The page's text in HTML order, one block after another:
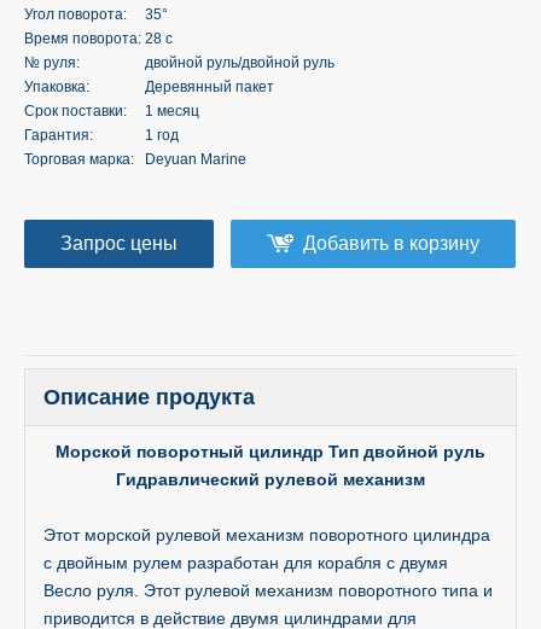
Угол поворота:
35°
Время поворота: 28 с
№ руля:
двойной руль/двойной руль
Упаковка:
Деревянный пакет
Срок поставки:
1 месяц
Гарантия:
1 год
Торговая марка:
Deyuan Marine
Запрос цены Добавить в корзину
Описание продукта
Морской поворотный цилиндр Тип двойной руль
Гидравлический рулевой механизм
Этот морской рулевой механизм поворотного цилиндра
с двойным рулем разработан для корабля с двумя
Весло руля. Этот рулевой механизм поворотного типа и
приводится в действие двумя цилиндрами для